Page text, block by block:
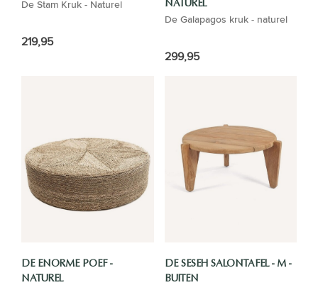
De Stam Kruk - Naturel
219,95
NATUREL
De Galapagos kruk - naturel
299,95
DE ENORME POEF -
NATUREL
DE SESEH SALONTAFEL - M -
BUITEN